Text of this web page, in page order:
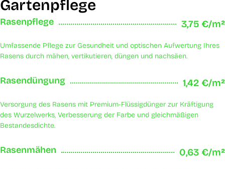
Gartenpflege
Rasenpflege 3,75 €/m²
Umfassende Pflege zur Gesundheit und optischen Aufwertung Ihres
Rasens durch mähen, vertikutieren, düngen und nachsäen.
Rasendüngung 1,42 €/m²
Versorgung des Rasens mit Premium-Flüssigdünger zur Kräftigung
des Wurzelwerks, Verbesserung der Farbe und gleichmäßigen
Bestandesdichte.
Rasenmähen 0,63 €/m²